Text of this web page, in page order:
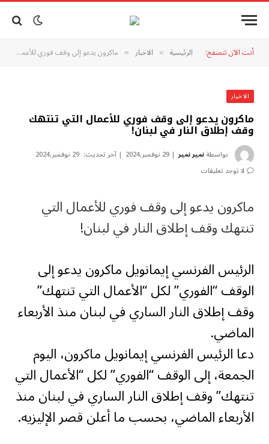
أنت الآن تتصفح: الرئيسية » الاخبار » ماكرون يدعو إلى وقف فوري للأعمال التي تنتهك وقف إطلاق النار في لبنان!
الاخبار
ماكرون يدعو إلى وقف فوري للأعمال التي تنتهك
وقف إطلاق النار في لبنان!
بواسطةنمير نمير 29 نوفمبر,2024 آخر تحديث: 29 نوفمبر,2024
لا توجد تعليقات
ماكرون يدعو إلى وقف فوري للأعمال التي
تنتهك وقف إطلاق النار في لبنان!
الرئيس الفرنسي إيمانويل ماكرون يدعو إلى
الوقف “الفوري” لكل “الأعمال التي تنتهك”
وقف إطلاق النار الساري في لبنان منذ الأربعاء
الماضي.
دعا الرئيس الفرنسي إيمانويل ماكرون، اليوم
الجمعة، إلى الوقف “الفوري” لكل “الأعمال التي
تنتهك” وقف إطلاق النار الساري في لبنان منذ
الأربعاء الماضي، بحسب ما أعلن قصر الإليزيه.